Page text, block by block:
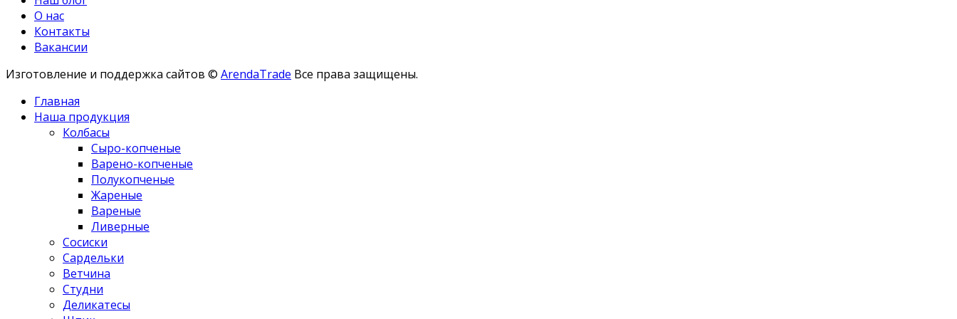
О нас
Контакты
Вакансии
Изготовление и поддержка сайтов © ArendaTrade Все права защищены.
Главная
Наша продукция
Колбасы
Сыро-копченые
Варено-копченые
Полукопченые
Жареные
Вареные
Ливерные
Сосиски
Сардельки
Ветчина
Студни
Деликатесы